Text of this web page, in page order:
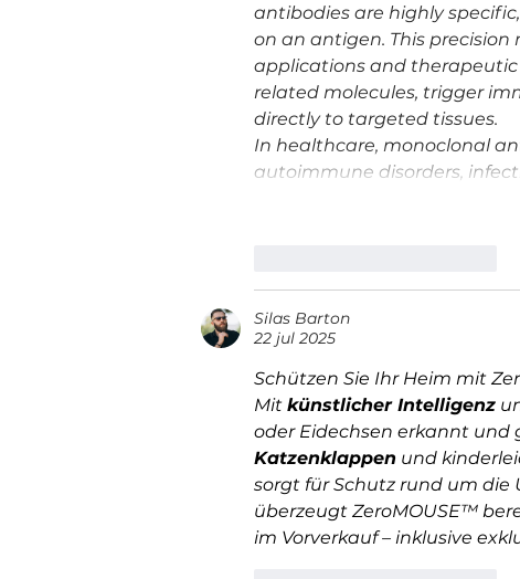
antibodies are highly
on an antigen. This
applications and therapeutic
related molecules, trigger
directly to targeted tissues.
In healthcare, monoclonal
autoimmune disorders,
Silas Barton
22 jul 2025
Schützen Sie Ihr Heim mit
Mit künstlicher Intelligenz
oder Eidechsen erkannt
Katzenklappen und
sorgt für Schutz rund um die
überzeugt ZeroMOUSE™
im Vorverkauf – inklusive